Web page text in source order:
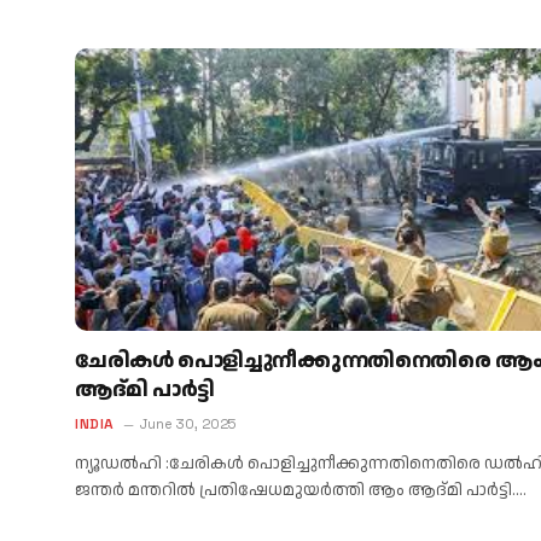
ചേരികൾ പൊളിച്ചുനീക്കുന്നതിനെതിരെ
ആദ്മി പാർട്ടി
INDIA June 30, 2025
ന്യൂഡൽഹി :ചേരികൾ പൊളിച്ചുനീക്കുന്നതിനെതിരെ
ജന്തർ മന്തറിൽ പ്രതിഷേധമുയർത്തി ആം ആദ്മി പാർട്ടി.…